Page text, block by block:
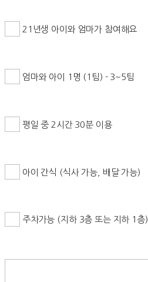
21년생 아이와 엄마가 참여해요
엄마와 아이 1명 (1팀) - 3~5팀
평일 중 2시간 30분 이용
아이 간식 (식사 가능, 배달 가능)
주차가능 (지하 3층 또는 지하 1층)